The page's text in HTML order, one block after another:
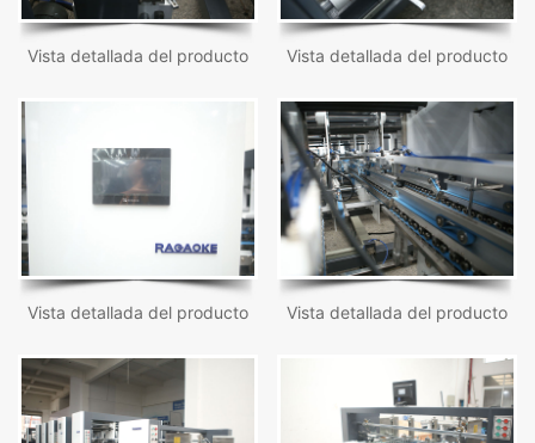
Vista detallada del producto Vista detallada del producto
Vista detallada del producto Vista detallada del producto